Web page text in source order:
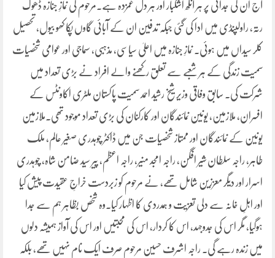
آج ان کی جدائی پر ہر آنکھ اشکبار اور ہر دل غمزدہ ہے۔مرحوم کی نمازِ جنازہ ڈھوک
رتہ، راولپنڈی میں ادا کی گئی جبکہ تدفین ان کے آبائی گاوں پکا کھو بیول، تحصیل
کلر سیداں میں ہوئی۔ نمازِ جنازہ میں اعلیٰ سیاسی، مذہبی، سماجی اور عوامی شخصیات
سمیت زندگی کے ہر شعبے سے تعلق رکھنے والے افراد نے بڑی تعداد میں
شرکت کی۔ سابق وفاقی وزیر شیخ رشید احمد سمیت پاکستان ملٹری اکاونٹس کے
افسران، ملازمین، یونین نمائندگان اور کارکنان کی بڑی تعداد موجود تھی۔ملازمین
یونین کے نمائندگان اور ممتاز شخصیات جن میں ڈاکٹر چوہدری صغیر عالم، ملک
طاہر، راجہ سلطان شیر افگن، راجہ امجد منیر، راجہ اعظم، پیر سید ضامن شاہ، چوہدری
اسرار اور دیگر معززین شامل تھے، نے مرحوم کو زبردست خراجِ عقیدت پیش کیا
اور اہلِ خانہ سے دلی تعزیت و ہمدردی کا اظہار کیا۔وہ شخص بظاہر ہم سے جدا
ہوگیا، مگر اس کی جدوجہد، اس کا کردار، اس کی محبتیں اور اس کی آواز ہمیشہ دلوں
میں زندہ رہے گی۔ راجہ اشرف حسین مرحوم صرف ایک نام نہیں تھے، بلکہ